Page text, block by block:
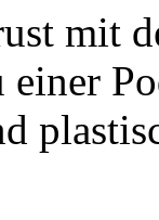
mit
einer